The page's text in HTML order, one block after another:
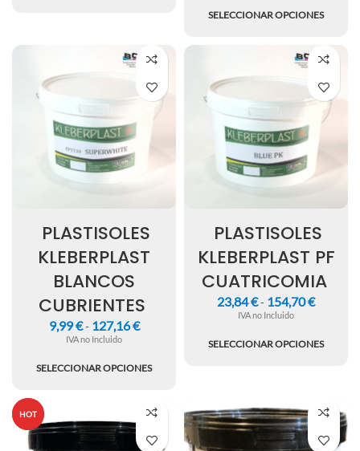
SELECCIONAR OPCIONES
PLASTISOLES
KLEBERPLAST
BLANCOS
CUBRIENTES
9,99€ - 127,16€
IVA no Incluido
SELECCIONAR OPCIONES
PLASTISOLES
KLEBERPLAST PF
CUATRICOMIA
23,84€- 154,70€
IVA no Incluido
SELECCIONAR OPCIONES
HOT
HOT